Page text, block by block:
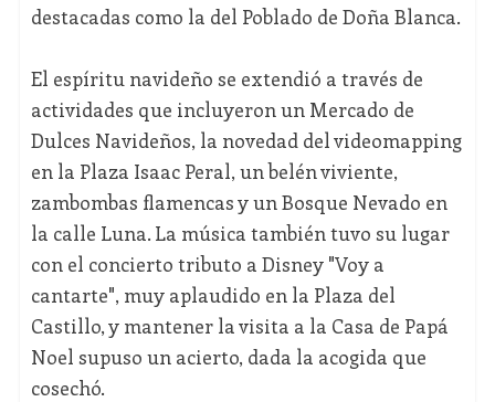
destacadas como la del Poblado de Doña Blanca.
El espíritu navideño se extendió a través de
actividades que incluyeron un Mercado de
Dulces Navideños, la novedad del videomapping
en la Plaza Isaac Peral, un belén viviente,
zambombas flamencas y un Bosque Nevado en
la calle Luna. La música también tuvo su lugar
con el concierto tributo a Disney "Voy a
cantarte", muy aplaudido en la Plaza del
Castillo, y mantener la visita a la Casa de Papá
Noel supuso un acierto, dada la acogida que
cosechó.